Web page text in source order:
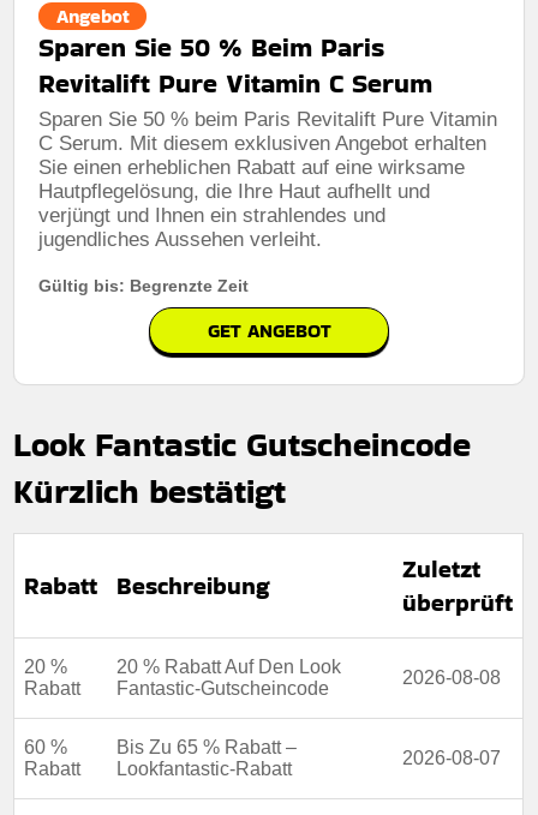
Angebot
Sparen Sie 50 % Beim Paris
Revitalift Pure Vitamin C Serum
Sparen Sie 50 % beim Paris Revitalift Pure Vitamin
C Serum. Mit diesem exklusiven Angebot erhalten
Sie einen erheblichen Rabatt auf eine wirksame
Hautpflegelösung, die Ihre Haut aufhellt und
verjüngt und Ihnen ein strahlendes und
jugendliches Aussehen verleiht.
Gültig bis: Begrenzte Zeit
GET ANGEBOT
Look Fantastic Gutscheincode
Kürzlich bestätigt
Rabatt Beschreibung
Zuletzt
überprüft
20 %
Rabatt
20 % Rabatt Auf Den Look
Fantastic-Gutscheincode
2026-08-08
60 %
Rabatt
Bis Zu 65 % Rabatt –
Lookfantastic-Rabatt
2026-08-07